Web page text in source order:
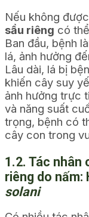
Nếu không
sầu riêng có
Ban đầu, bệnh
lá, ảnh hưởng
Lâu dài, lá bị
khiến cây suy
ảnh hưởng trực
và năng suất
trọng, bệnh có
cây con trong
1.2. Tác nhân
riêng do nấm:
solani